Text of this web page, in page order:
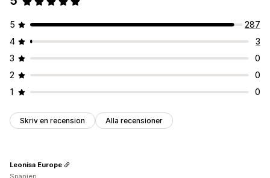
5
287
4
3
3
0
2
0
1
0
Skriv en recension Alla recensioner
Leonisa Europe